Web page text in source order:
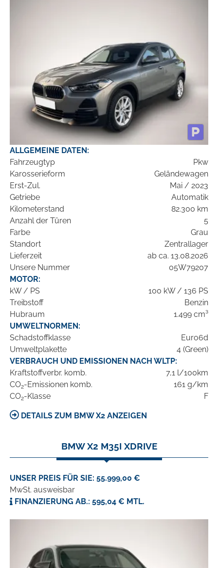
ALLGEMEINE DATEN:
Fahrzeugtyp
Pkw
Karosserieform
Geländewagen
Erst-Zul.
Mai / 2023
Getriebe
Automatik
Kilometerstand
82.300 km
Anzahl der Türen
5
Farbe
Grau
Standort
Zentrallager
Lieferzeit
ab ca. 13.08.2026
Unsere Nummer
05W79207
MOTOR:
kW / PS
100 kW / 136 PS
Treibstoff
Benzin
Hubraum
1.499 cm³
UMWELTNORMEN:
Schadstoffklasse
Euro6d
Umweltplakette
4 (Green)
VERBRAUCH UND EMISSIONEN NACH WLTP:
Kraftstoffverbr. komb.
7,1 l/100km
CO2-Emissionen komb.
161 g/km
CO2-Klasse F
DETAILS ZUM BMW X2 ANZEIGEN
BMW X2 M35I XDRIVE
UNSER PREIS FÜR SIE: 55.999,00 €
MwSt. ausweisbar
FINANZIERUNG AB.: 595,04 € MTL.